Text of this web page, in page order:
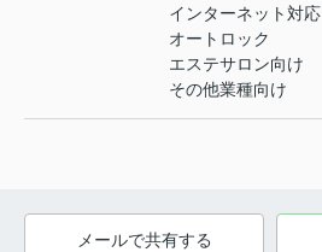
インターネット対応
オートロック
エステサロン向け
その他業種向け
メールで共有する